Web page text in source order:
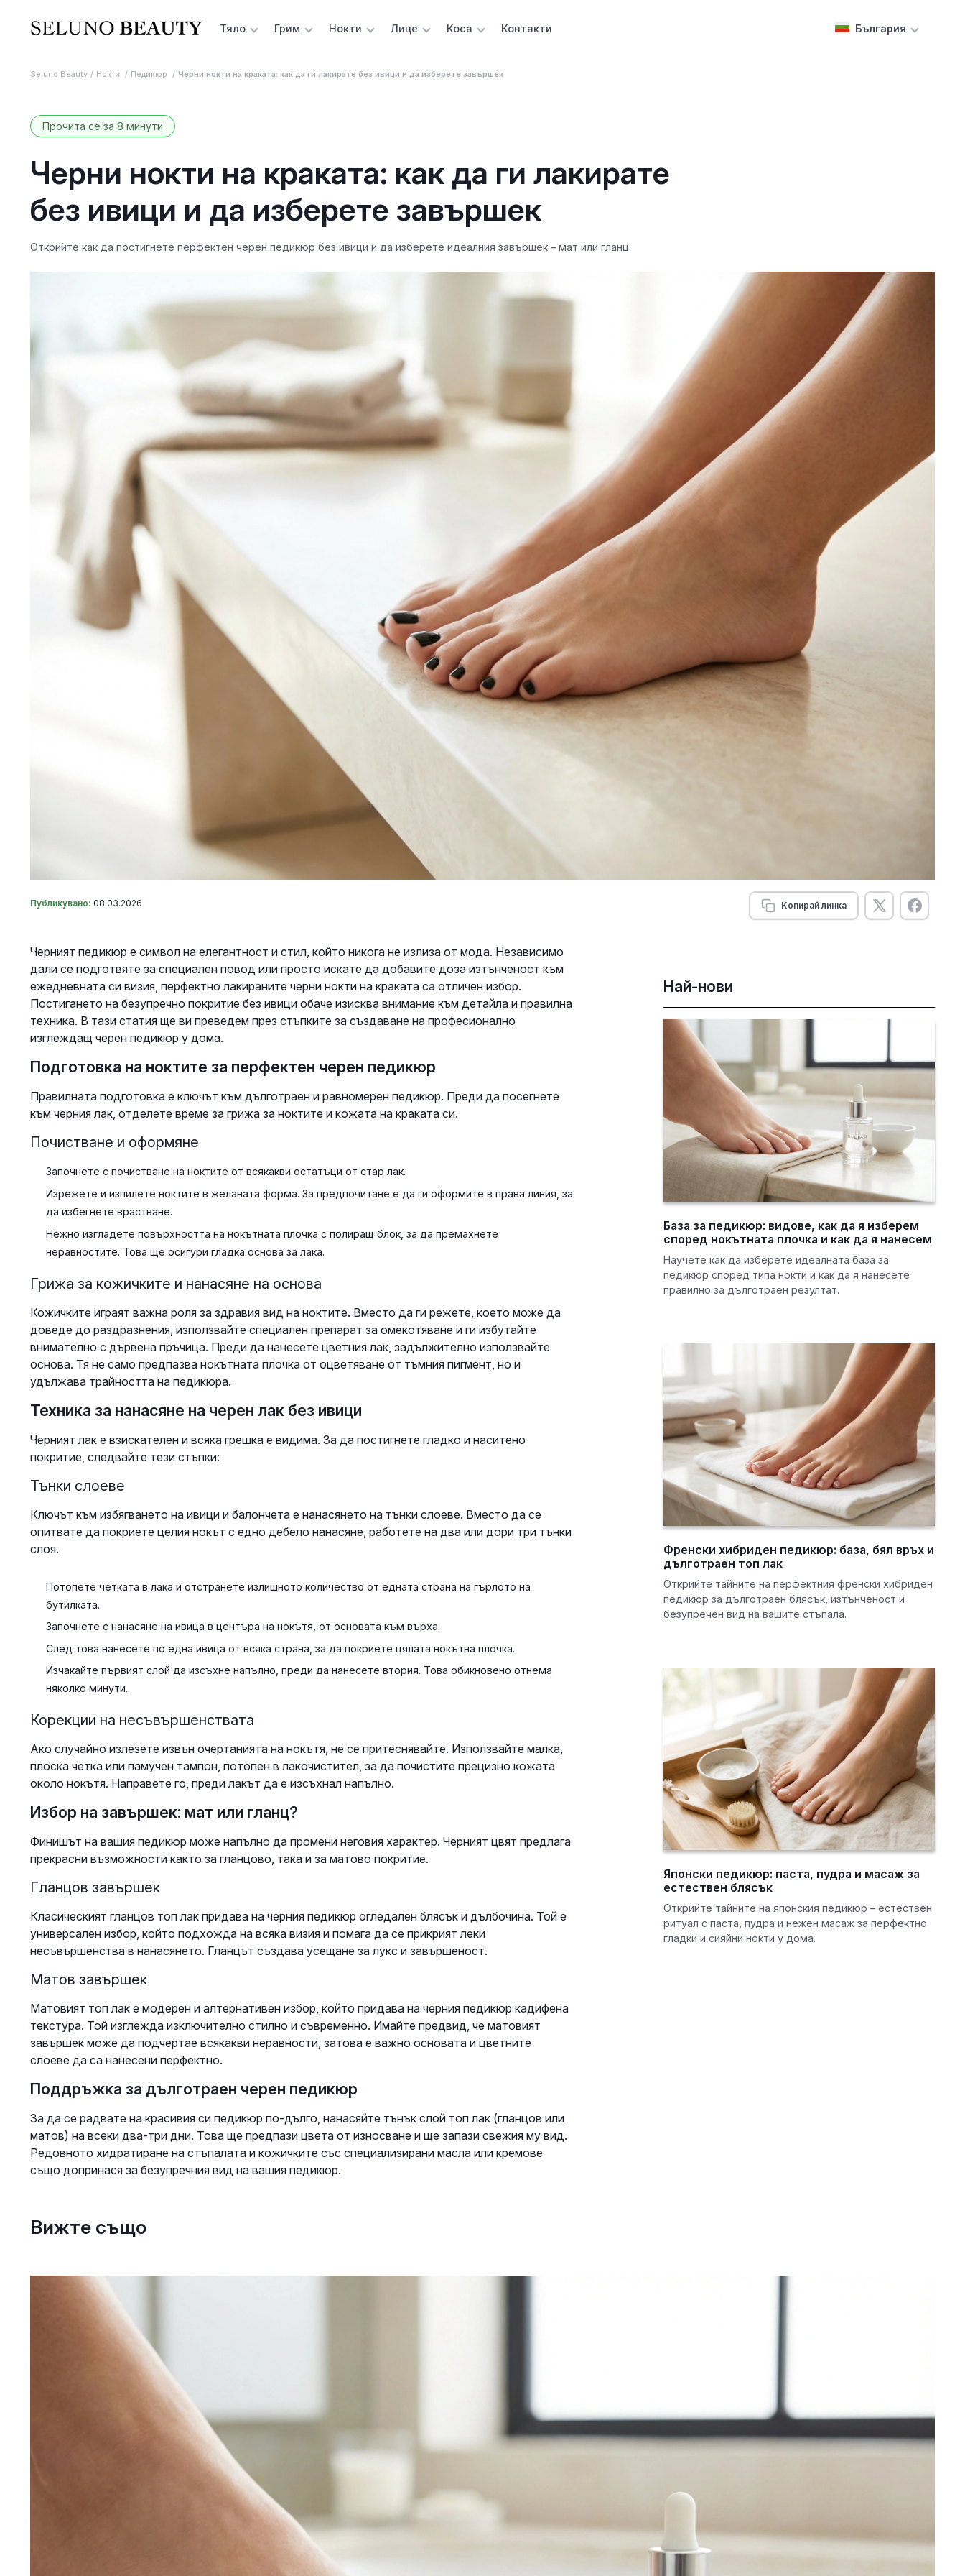
Тяло Грим Нокти Лице Коса Контакти България
Seluno Beauty Нокти Педикюр Черни нокти на краката: как да ги лакирате без ивици и да изберете завършек
Прочита се за 8 минути
Черни нокти на краката: как да ги лакирате
без ивици и да изберете завършек
Открийте как да постигнете перфектен черен педикюр без ивици и да изберете идеалния завършек – мат или гланц.
Публикувано: 08.03.2026 Копирай линка
Черният педикюр е символ на елегантност и стил, който никога не излиза от мода. Независимо
дали се подготвяте за специален повод или просто искате да добавите доза изтънченост към
ежедневната си визия, перфектно лакираните черни нокти на краката са отличен избор.
Постигането на безупречно покритие без ивици обаче изисква внимание към детайла и правилна
техника. В тази статия ще ви преведем през стъпките за създаване на професионално
изглеждащ черен педикюр у дома.
Подготовка на ноктите за перфектен черен педикюр
Правилната подготовка е ключът към дълготраен и равномерен педикюр. Преди да посегнете
към черния лак, отделете време за грижа за ноктите и кожата на краката си.
Почистване и оформяне
Започнете с почистване на ноктите от всякакви остатъци от стар лак.
Изрежете и изпилете ноктите в желаната форма. За предпочитане е да ги оформите в права линия, за
да избегнете врастване.
Нежно изгладете повърхността на нокътната плочка с полиращ блок, за да премахнете
неравностите. Това ще осигури гладка основа за лака.
Грижа за кожичките и нанасяне на основа
Кожичките играят важна роля за здравия вид на ноктите. Вместо да ги режете, което може да
доведе до раздразнения, използвайте специален препарат за омекотяване и ги избутайте
внимателно с дървена пръчица. Преди да нанесете цветния лак, задължително използвайте
основа. Тя не само предпазва нокътната плочка от оцветяване от тъмния пигмент, но и
удължава трайността на педикюра.
Техника за нанасяне на черен лак без ивици
Черният лак е взискателен и всяка грешка е видима. За да постигнете гладко и наситено
покритие, следвайте тези стъпки:
Тънки слоеве
Ключът към избягването на ивици и балончета е нанасянето на тънки слоеве. Вместо да се
опитвате да покриете целия нокът с едно дебело нанасяне, работете на два или дори три тънки
слоя.
Потопете четката в лака и отстранете излишното количество от едната страна на гърлото на
бутилката.
Започнете с нанасяне на ивица в центъра на нокътя, от основата към върха.
След това нанесете по една ивица от всяка страна, за да покриете цялата нокътна плочка.
Изчакайте първият слой да изсъхне напълно, преди да нанесете втория. Това обикновено отнема
няколко минути.
Корекции на несъвършенствата
Ако случайно излезете извън очертанията на нокътя, не се притеснявайте. Използвайте малка,
плоска четка или памучен тампон, потопен в лакочистител, за да почистите прецизно кожата
около нокътя. Направете го, преди лакът да е изсъхнал напълно.
Избор на завършек: мат или гланц?
Финишът на вашия педикюр може напълно да промени неговия характер. Черният цвят предлага
прекрасни възможности както за гланцово, така и за матово покритие.
Гланцов завършек
Класическият гланцов топ лак придава на черния педикюр огледален блясък и дълбочина. Той е
универсален избор, който подхожда на всяка визия и помага да се прикрият леки
несъвършенства в нанасянето. Гланцът създава усещане за лукс и завършеност.
Матов завършек
Матовият топ лак е модерен и алтернативен избор, който придава на черния педикюр кадифена
текстура. Той изглежда изключително стилно и съвременно. Имайте предвид, че матовият
завършек може да подчертае всякакви неравности, затова е важно основата и цветните
слоеве да са нанесени перфектно.
Поддръжка за дълготраен черен педикюр
За да се радвате на красивия си педикюр по-дълго, нанасяйте тънък слой топ лак (гланцов или
матов) на всеки два-три дни. Това ще предпази цвета от износване и ще запази свежия му вид.
Редовното хидратиране на стъпалата и кожичките със специализирани масла или кремове
също допринася за безупречния вид на вашия педикюр.
Най-нови
База за педикюр: видове, как да я изберем
според нокътната плочка и как да я нанесем
Научете как да изберете идеалната база за
педикюр според типа нокти и как да я нанесете
правилно за дълготраен резултат.
Френски хибриден педикюр: база, бял връх и
дълготраен топ лак
Открийте тайните на перфектния френски хибриден
педикюр за дълготраен блясък, изтънченост и
безупречен вид на вашите стъпала.
Японски педикюр: паста, пудра и масаж за
естествен блясък
Открийте тайните на японския педикюр – естествен
ритуал с паста, пудра и нежен масаж за перфектно
гладки и сияйни нокти у дома.
Вижте също